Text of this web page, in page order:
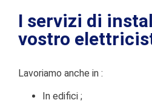
I servizi di
vostro
Lavoriamo anche in :
In edifici ;